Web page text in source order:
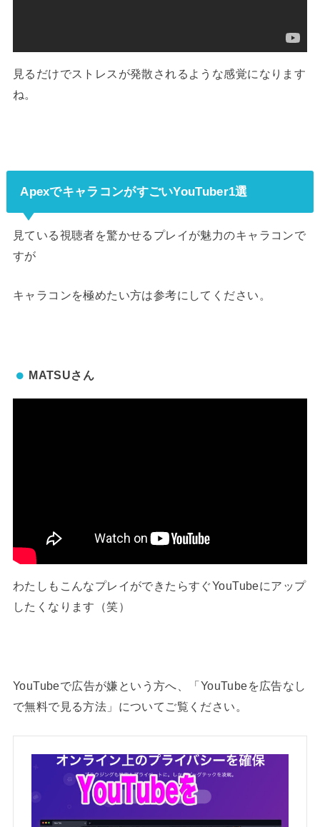
見るだけでストレスが発散されるような感覚になります
ね。
ApexでキャラコンがすごいYouTuber1選
見ている視聴者を驚かせるプレイが魅力のキャラコンで
すが
キャラコンを極めたい方は参考にしてください。
MATSUさん
わたしもこんなプレイができたらすぐYouTubeにアップ
したくなります（笑）
YouTubeで広告が嫌という方へ、「YouTubeを広告なし
で無料で見る方法」についてご覧ください。